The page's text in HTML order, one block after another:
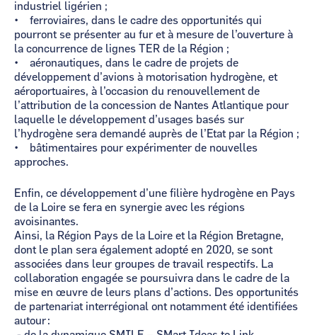
industriel ligérien ;
• ferroviaires, dans le cadre des opportunités qui
pourront se présenter au fur et à mesure de l’ouverture à
la concurrence de lignes TER de la Région ;
• aéronautiques, dans le cadre de projets de
développement d’avions à motorisation hydrogène, et
aéroportuaires, à l’occasion du renouvellement de
l’attribution de la concession de Nantes Atlantique pour
laquelle le développement d’usages basés sur
l’hydrogène sera demandé auprès de l’Etat par la Région ;
• bâtimentaires pour expérimenter de nouvelles
approches.
Enfin, ce développement d’une filière hydrogène en Pays
de la Loire se fera en synergie avec les régions
avoisinantes.
Ainsi, la Région Pays de la Loire et la Région Bretagne,
dont le plan sera également adopté en 2020, se sont
associées dans leur groupes de travail respectifs. La
collaboration engagée se poursuivra dans le cadre de la
mise en œuvre de leurs plans d’actions. Des opportunités
de partenariat interrégional ont notamment été identifiées
autour :